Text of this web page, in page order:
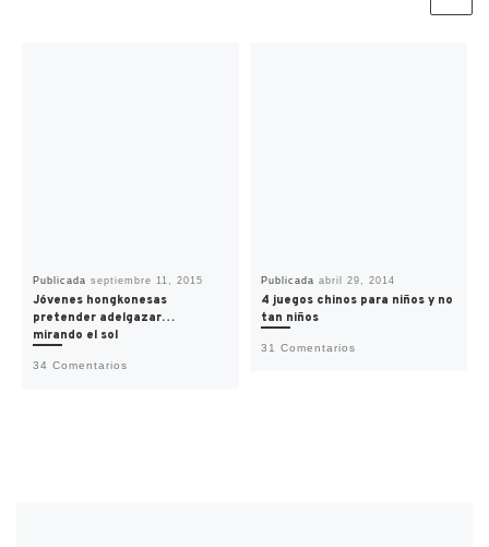
Publicadaseptiembre 11, 2015
Jóvenes hongkonesas
pretender adelgazar…
mirando el sol
34 Comentarios
Publicadaabril 29, 2014
4 juegos chinos para niños y no
tan niños
31 Comentarios